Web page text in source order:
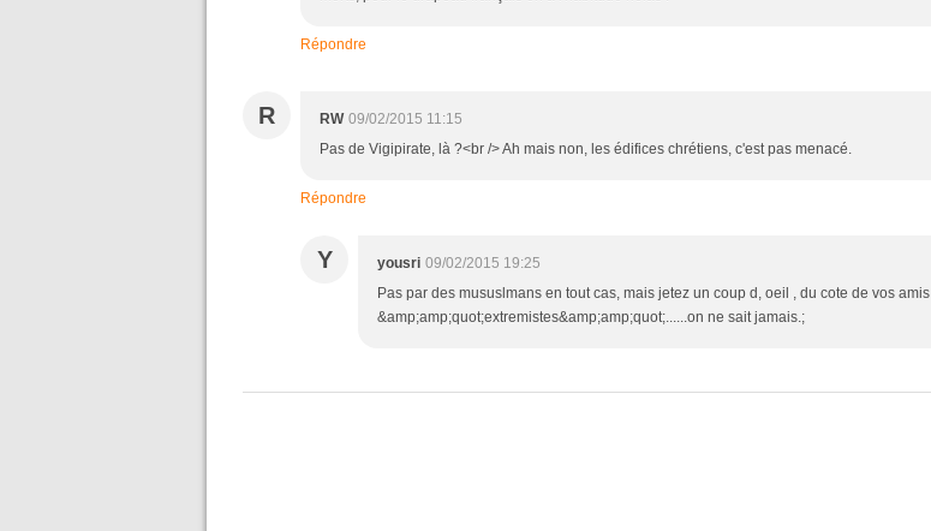
Répondre
R RW 09/02/2015 11:15
Pas de Vigipirate, là ?<br /> Ah mais non, les édifices chrétiens, c'est pas menacé.
Répondre
Y yousri 09/02/2015 19:25
Pas par des mususlmans en tout cas, mais jetez un coup d, oeil , du cote de vos amis
&amp;amp;quot;extremistes&amp;amp;quot;......on ne sait jamais.;